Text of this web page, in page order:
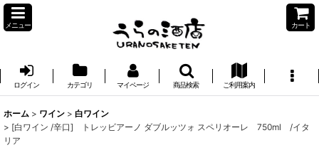
メニュー カート
ログイン カテゴリ マイページ 商品検索 ご利用案内
ホーム > ワイン > 白ワイン
> [白ワイン /辛口] トレッビアーノ ダブルッツォ スペリオーレ 750ml /イタ
リア